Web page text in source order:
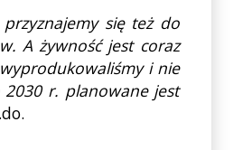
się też do
A żywność jest coraz
i nie
r. planowane jest